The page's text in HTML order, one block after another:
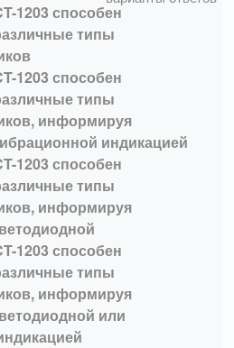
1203 способен
типы
1203 способен
типы
информируя
индикацией
1203 способен
типы
информируя
1203 способен
типы
информируя
или